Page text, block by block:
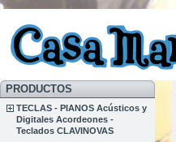
PRODUCTOS
TECLAS - PIANOS Acústicos y
Digitales Acordeones -
Teclados CLAVINOVAS